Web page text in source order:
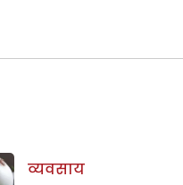
व्यवसाय